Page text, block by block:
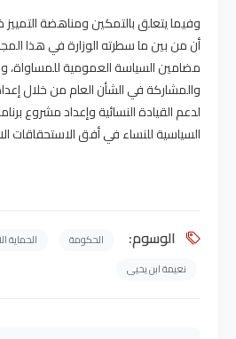
وفيما يتعلق بالتمكين ومناهضة التمييز
أن من بين ما سطرته الوزارة في هذا
مضامين السياسة العمومية للمساواة،
والمشاركة في الشأن العام من خلال
لدعم القيادة النسائية وإعداد مشروع
السياسية للنساء في أفق الاستحقاقات
الوسوم: الحكومة
الحماية
نعيمة ابن يحيى